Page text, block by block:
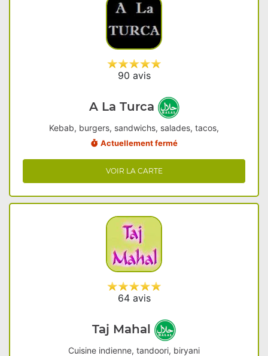
90 avis
A La Turca
Kebab, burgers, sandwichs, salades, tacos,
Actuellement fermé
VOIR LA CARTE
64 avis
Taj Mahal
Cuisine indienne, tandoori, biryani